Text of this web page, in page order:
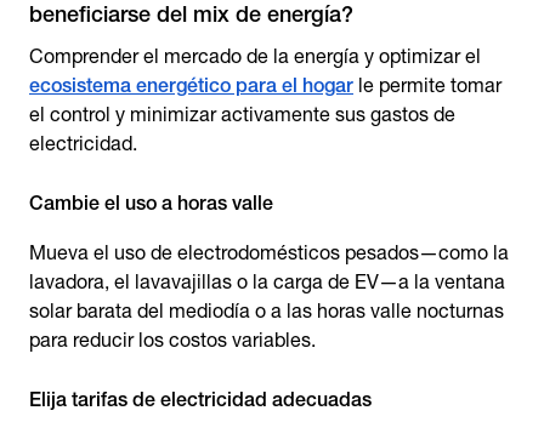
beneficiarse del mix de energía?
Comprender el mercado de la energía y optimizar el
ecosistema energético para el hogar le permite tomar
el control y minimizar activamente sus gastos de
electricidad.
Cambie el uso a horas valle
Mueva el uso de electrodomésticos pesados—como la
lavadora, el lavavajillas o la carga de EV—a la ventana
solar barata del mediodía o a las horas valle nocturnas
para reducir los costos variables.
Elija tarifas de electricidad adecuadas